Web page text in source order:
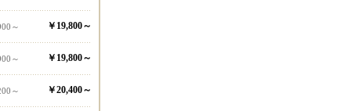
～ ￥19,800～
～ ￥19,800～
～ ￥20,400～